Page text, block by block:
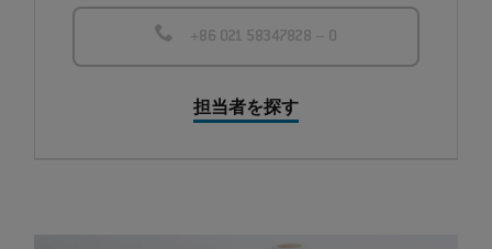
+86 021 58347828 – 0
担当者を探す